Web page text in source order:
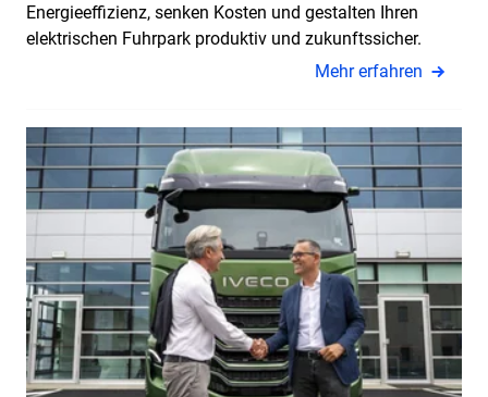
Energieeffizienz, senken Kosten und gestalten Ihren
elektrischen Fuhrpark produktiv und zukunftssicher.
Mehr erfahren